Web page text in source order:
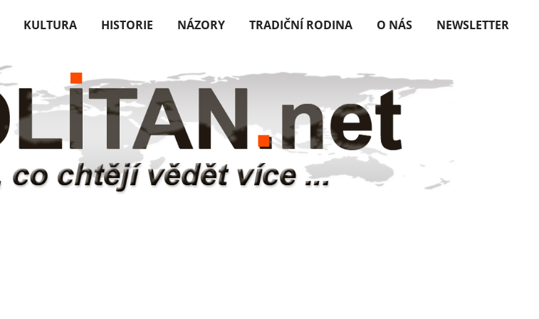
KULTURA HISTORIE NÁZORY TRADIČNÍ RODINA O NÁS NEWSLETTER